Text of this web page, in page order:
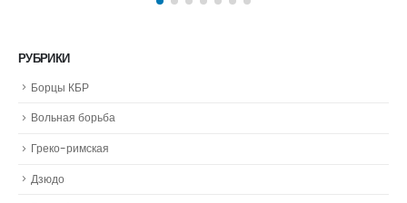
Новости
Get In Touch